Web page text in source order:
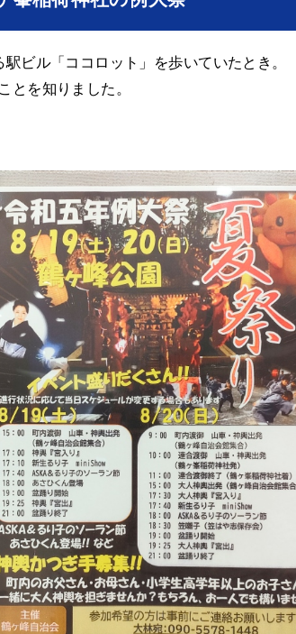
ビル「ココロット」を歩いていたとき。
とを知りました。